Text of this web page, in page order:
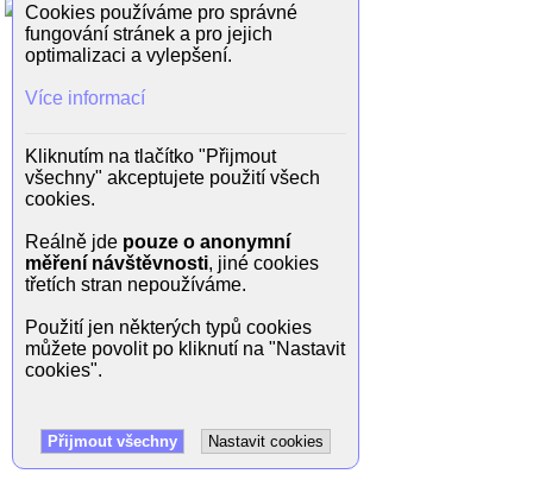
Cookies používáme pro správné
fungování stránek a pro jejich
optimalizaci a vylepšení.
Více informací
Kliknutím na tlačítko "Přijmout
všechny" akceptujete použití všech
cookies.
Reálně jde pouze o anonymní
měření návštěvnosti, jiné cookies
třetích stran nepoužíváme.
Použití jen některých typů cookies
můžete povolit po kliknutí na "Nastavit
cookies".
Přijmout všechny Nastavit cookies